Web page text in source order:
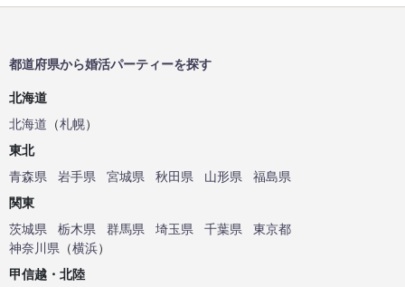
都道府県から婚活パーティーを探す
北海道
北海道 （札幌）
東北
青森県
岩手県 宮城県 秋田県 山形県
福島県
関東
茨城県
栃木県 群馬県 埼玉県 千葉県
東京都
神奈川県 （横浜）
甲信越・北陸